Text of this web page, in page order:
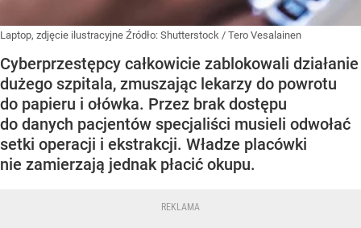
Laptop, zdjęcie ilustracyjne Źródło: Shutterstock / Tero Vesalainen
Cyberprzestępcy całkowicie zablokowali działanie
dużego szpitala, zmuszając lekarzy do powrotu
do papieru i ołówka. Przez brak dostępu
do danych pacjentów specjaliści musieli odwołać
setki operacji i ekstrakcji. Władze placówki
nie zamierzają jednak płacić okupu.